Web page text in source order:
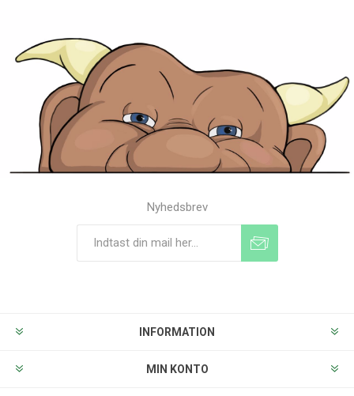
Nyhedsbrev
INFORMATION
MIN KONTO